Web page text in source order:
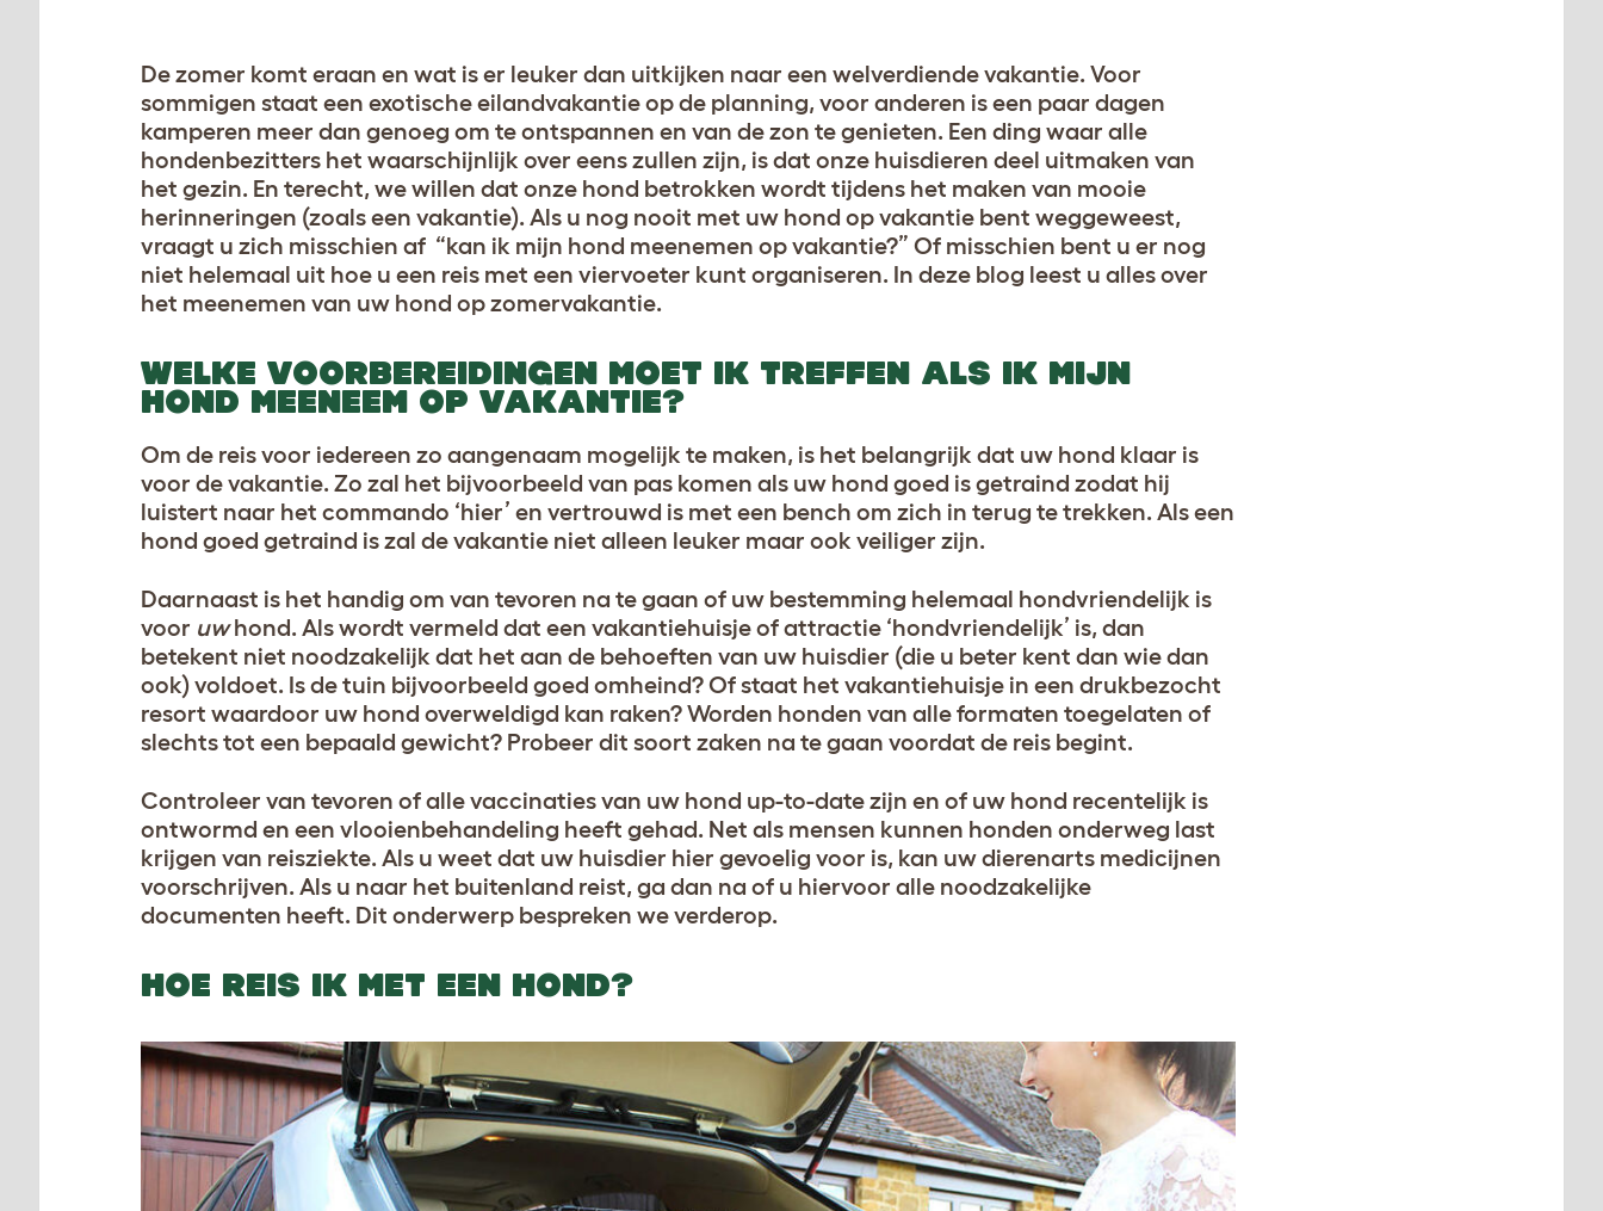
De zomer komt eraan en wat is er leuker dan uitkijken naar een welverdiende vakantie. Voor
sommigen staat een exotische eilandvakantie op de planning, voor anderen is een paar dagen
kamperen meer dan genoeg om te ontspannen en van de zon te genieten. Een ding waar alle
hondenbezitters het waarschijnlijk over eens zullen zijn, is dat onze huisdieren deel uitmaken van
het gezin. En terecht, we willen dat onze hond betrokken wordt tijdens het maken van mooie
herinneringen (zoals een vakantie). Als u nog nooit met uw hond op vakantie bent weggeweest,
vraagt u zich misschien af “kan ik mijn hond meenemen op vakantie?” Of misschien bent u er nog
niet helemaal uit hoe u een reis met een viervoeter kunt organiseren. In deze blog leest u alles over
het meenemen van uw hond op zomervakantie.
WELKE VOORBEREIDINGEN MOET IK TREFFEN ALS IK MIJN
HOND MEENEEM OP VAKANTIE?
Om de reis voor iedereen zo aangenaam mogelijk te maken, is het belangrijk dat uw hond klaar is
voor de vakantie. Zo zal het bijvoorbeeld van pas komen als uw hond goed is getraind zodat hij
luistert naar het commando ‘hier’ en vertrouwd is met een bench om zich in terug te trekken. Als een
hond goed getraind is zal de vakantie niet alleen leuker maar ook veiliger zijn.
Daarnaast is het handig om van tevoren na te gaan of uw bestemming helemaal hondvriendelijk is
voor uwhond. Als wordt vermeld dat een vakantiehuisje of attractie ‘hondvriendelijk’ is, dan
betekent niet noodzakelijk dat het aan de behoeften van uw huisdier (die u beter kent dan wie dan
ook) voldoet. Is de tuin bijvoorbeeld goed omheind? Of staat het vakantiehuisje in een drukbezocht
resort waardoor uw hond overweldigd kan raken? Worden honden van alle formaten toegelaten of
slechts tot een bepaald gewicht? Probeer dit soort zaken na te gaan voordat de reis begint.
Controleer van tevoren of alle vaccinaties van uw hond up-to-date zijn en of uw hond recentelijk is
ontwormd en een vlooienbehandeling heeft gehad. Net als mensen kunnen honden onderweg last
krijgen van reisziekte. Als u weet dat uw huisdier hier gevoelig voor is, kan uw dierenarts medicijnen
voorschrijven. Als u naar het buitenland reist, ga dan na of u hiervoor alle noodzakelijke
documenten heeft. Dit onderwerp bespreken we verderop.
HOE REIS IK MET EEN HOND?